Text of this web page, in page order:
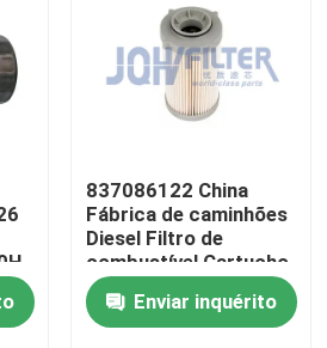
837086122 China
Fábrica de caminhões
Diesel Filtro de
combustível Cartucho
837086122 389-5819
PF46049 363-5819
Enviar inquérito